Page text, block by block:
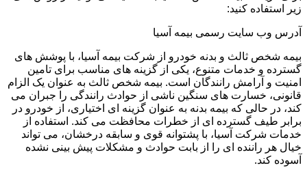
زیر استفاده کنید:
آدرس وب سایت رسمی بیمه آسیا
بیمه شخص ثالث و بدنه خودرو از شرکت بیمه آسیا، با پوشش های
گسترده و خدمات متنوع، یکی از گزینه های مناسب برای تامین
امنیت و آرامش رانندگان است. بیمه شخص ثالث به عنوان یک الزام
قانونی، خسارت های سنگین ناشی از حوادث رانندگی را جبران می
کند، در حالی که بیمه بدنه به عنوان گزینه ای اختیاری، از خودرو در
برابر طیف گسترده ای از خطرات محافظت می کند. استفاده از
خدمات شرکت آسیا، با پشتوانه قوی و سابقه درخشان، می تواند
خیال هر راننده ای را از بابت حوادث و مشکلات پیش بینی نشده
آسوده کند.